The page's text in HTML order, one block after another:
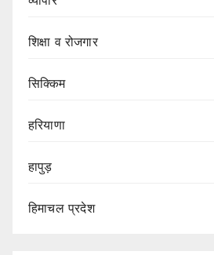
शिक्षा व रोजगार
सिक्किम
हरियाणा
हापुड़
हिमाचल प्रदेश